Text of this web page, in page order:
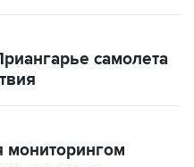
самолета
мониторингом